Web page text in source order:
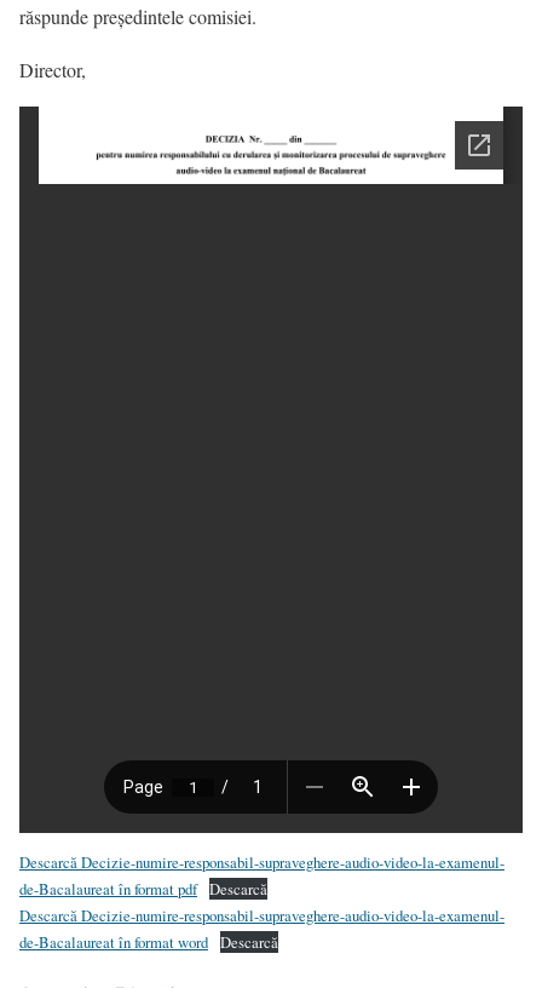
răspunde președintele comisiei.
Director,
Descarcă Decizie-numire-responsabil-supraveghere-audio-video-la-examenul-
de-Bacalaureat în format pdf Descarcă
Descarcă Decizie-numire-responsabil-supraveghere-audio-video-la-examenul-
de-Bacalaureat în format word Descarcă